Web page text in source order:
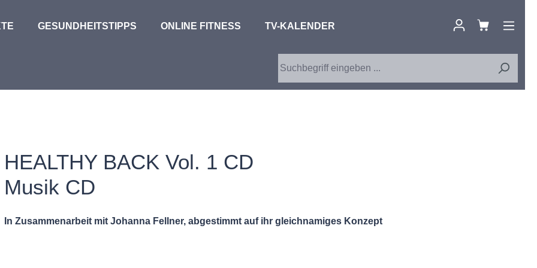
GESUNDHEITSTIPPS ONLINE FITNESS TV-KALENDER
HEALTHY BACK Vol. 1 CD
Musik CD
In Zusammenarbeit mit Johanna Fellner, abgestimmt auf ihr gleichnamiges Konzept